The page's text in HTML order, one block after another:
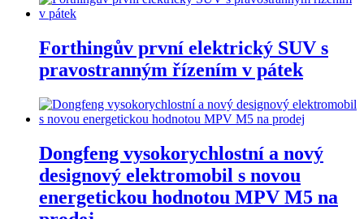
Forthingův první elektrický SUV s
pravostranným řízením v pátek
Dongfeng vysokorychlostní a nový
designový elektromobil s novou
energetickou hodnotou MPV M5 na